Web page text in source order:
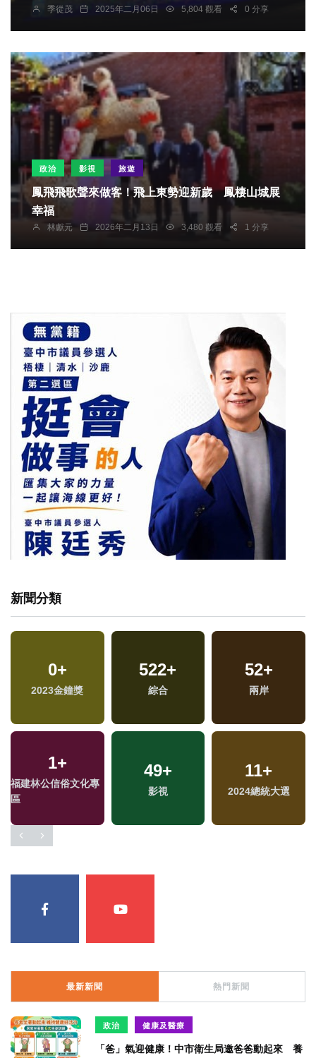
季從茂 2025年二月06日 5,804 觀看 0 分享
政治 影視 旅遊
鳳飛飛歌聲來做客！飛上東勢迎新歲 鳳棲山城展
幸福
林獻元 2026年二月13日 3,480 觀看 1 分享
新聞分類
0+
2023金鐘獎
522+
綜合
52+
兩岸
1+
福建林公信俗文化專
區
49+
影視
11+
2024總統大選
377+
財經及消費
1039+
社會
831+
政治
1+
兩岸藝苑天地
426+
健康及醫療
125+
運動
最新新聞 熱門新聞
政治 健康及醫療
「爸」氣迎健康！中市衛生局邀爸爸動起來 養